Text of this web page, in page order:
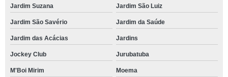
Jardim Suzana Jardim São Luiz
Jardim São Savério Jardim da Saúde
Jardim das Acácias Jardins
Jockey Club Jurubatuba
M'Boi Mirim Moema